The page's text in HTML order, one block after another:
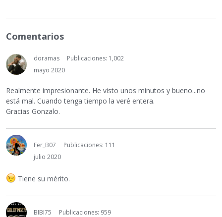
Comentarios
doramas
Publicaciones: 1,002
mayo 2020
Realmente impresionante. He visto unos minutos y bueno...no
está mal. Cuando tenga tiempo la veré entera.
Gracias Gonzalo.
Fer_B07
Publicaciones: 111
julio 2020
Tiene su mérito.
BIBI75
Publicaciones: 959